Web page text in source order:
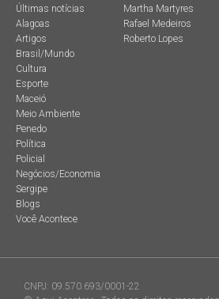
Últimas notícias
Alagoas
Artigos
Brasil/Mundo
Cultura
Esporte
Maceió
Meio Ambiente
Penedo
Política
Policial
Negócios/Economia
Sergipe
Blogs
Você Acontece
Martha Martyres
Rafael Medeiros
Roberto Lopes
CNPJ: 09.570.693/0001-22